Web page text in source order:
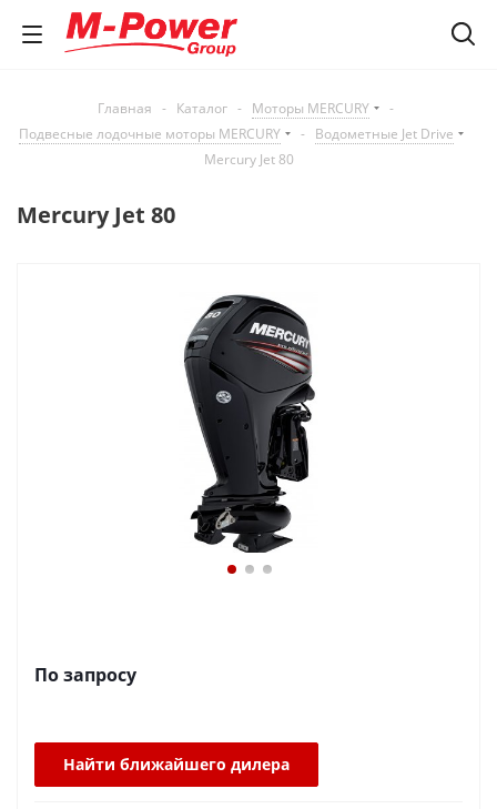
Главная - Каталог - Моторы MERCURY
-
Подвесные лодочные моторы MERCURY
-
Водометные Jet Drive
Mercury Jet 80
Mercury Jet 80
По запросу
Найти ближайшего дилера